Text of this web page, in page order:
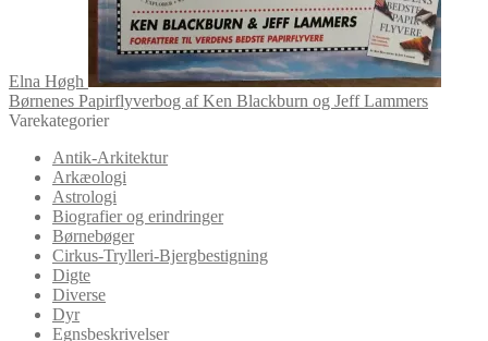
Elna Høgh
Børnenes Papirflyverbog af Ken Blackburn og Jeff Lammers
Varekategorier
Antik-Arkitektur
Arkæologi
Astrologi
Biografier og erindringer
Børnebøger
Cirkus-Trylleri-Bjergbestigning
Digte
Diverse
Dyr
Egnsbeskrivelser